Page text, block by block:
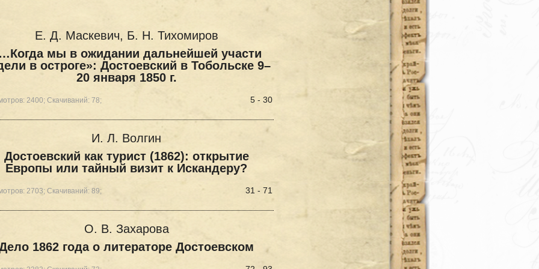
Е. Д. Маскевич, Б. Н. Тихомиров
мы в ожидании дальнейшей участи
в остроге»: Достоевский в Тобольске 9–
20 января 1850 г.
2400; Скачиваний: 78; 5 - 30
И. Л. Волгин
Достоевский как турист (1862): открытие
Европы или тайный визит к Искандеру?
2703; Скачиваний: 89; 31 - 71
О. В. Захарова
1862 года о литераторе Достоевском